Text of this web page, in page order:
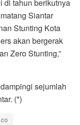
di tahun berikutnya
Siantar
Stunting Kota
akan bergerak
Zero Stunting,”
sejumlah
(*)